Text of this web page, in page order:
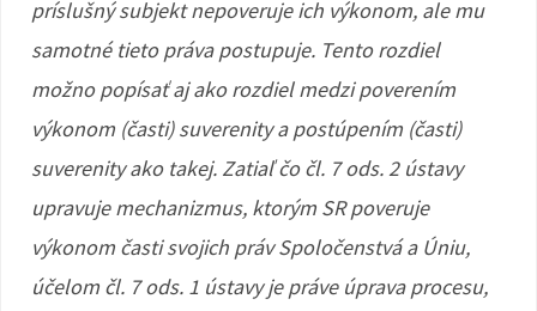
príslušný subjekt nepoveruje ich výkonom, ale mu
samotné tieto práva postupuje. Tento rozdiel
možno popísať aj ako rozdiel medzi poverením
výkonom (časti) suverenity a postúpením (časti)
suverenity ako takej. Zatiaľ čo čl. 7 ods. 2 ústavy
upravuje mechanizmus, ktorým SR poveruje
výkonom časti svojich práv Spoločenstvá a Úniu,
účelom čl. 7 ods. 1 ústavy je práve úprava procesu,